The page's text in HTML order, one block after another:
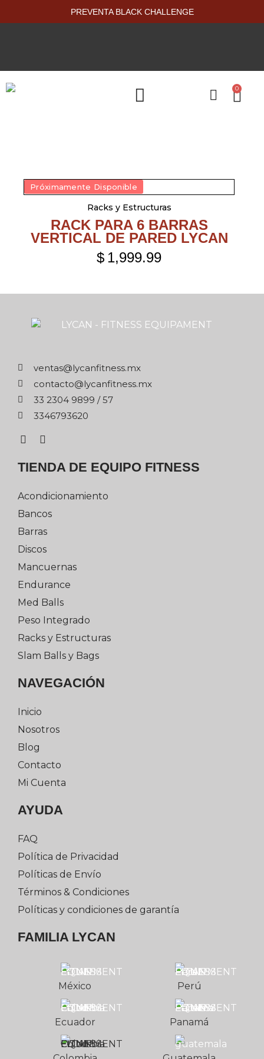
PREVENTA BLACK CHALLENGE
0
Próximamente Disponible
Racks y Estructuras
RACK PARA 6 BARRAS
VERTICAL DE PARED LYCAN
$ 1,999.99
xm.ssentifnacyl@satnev
xm.ssentifnacyl@otcatnoc
75 / 9989 4032 33
0263976433
TIENDA DE EQUIPO FITNESS
Acondicionamiento
Bancos
Barras
Discos
Mancuernas
Endurance
Med Balls
Peso Integrado
Racks y Estructuras
Slam Balls y Bags
NAVEGACIÓN
Inicio
Nosotros
Blog
Contacto
Mi Cuenta
AYUDA
FAQ
Política de Privacidad
Políticas de Envío
Términos & Condiciones
Políticas y condiciones de garantía
FAMILIA LYCAN
México
Ecuador
Perú
Panamá